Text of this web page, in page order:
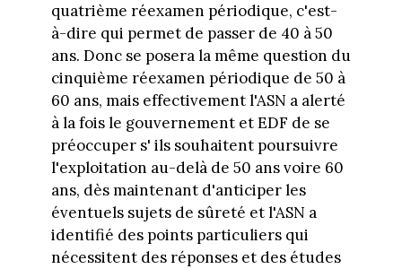
quatrième réexamen périodique, c'est-
à-dire qui permet de passer de 40 à 50
ans. Donc se posera la même question du
cinquième réexamen périodique de 50 à
60 ans, mais effectivement l'ASN a alerté
à la fois le gouvernement et EDF de se
préoccuper s' ils souhaitent poursuivre
l'exploitation au-delà de 50 ans voire 60
ans, dès maintenant d'anticiper les
éventuels sujets de sûreté et l'ASN a
identifié des points particuliers qui
nécessitent des réponses et des études